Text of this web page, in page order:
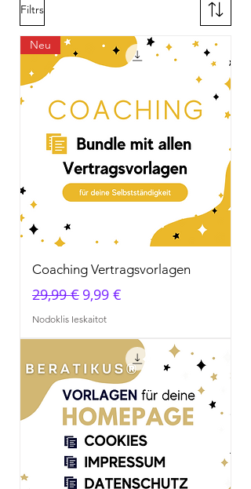
Filtrs
Neu
Coaching Vertragsvorlagen
Parastā cena
29,99 € Izpārdošanas cena
9,99 €
Nodoklis Ieskaitot